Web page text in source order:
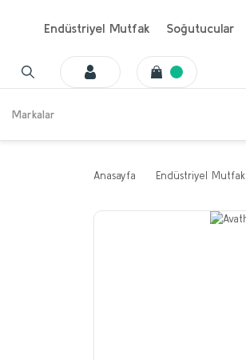
Endüstriyel Mutfak Soğutucular
Markalar
Anasayfa Endüstriyel Mutfak